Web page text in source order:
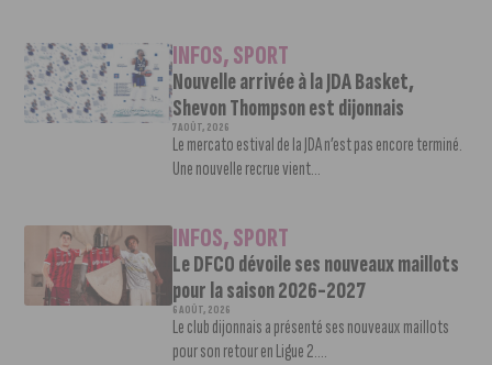
INFOS,SPORT
Nouvelle arrivée à la JDA Basket,
Shevon Thompson est dijonnais
7 AOÛT, 2026
Le mercato estival de la JDA n’est pas encore terminé.
Une nouvelle recrue vient...
INFOS,SPORT
Le DFCO dévoile ses nouveaux maillots
pour la saison 2026-2027
6 AOÛT, 2026
Le club dijonnais a présenté ses nouveaux maillots
pour son retour en Ligue 2....